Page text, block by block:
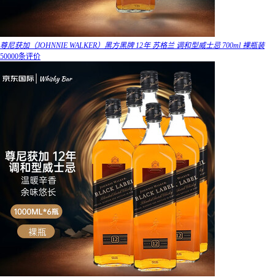
尊尼获加（JOHNNIE WALKER）黑方黑牌 12年 苏格兰 调和型威士忌 700ml 裸瓶装
50000条评价